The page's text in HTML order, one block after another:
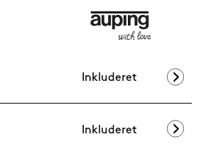
Inkluderet
Inkluderet